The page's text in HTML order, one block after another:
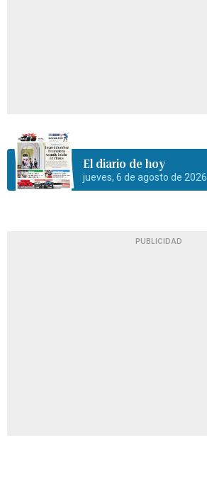
El diario de hoy
jueves, 6 de agosto de 2026
PUBLICIDAD